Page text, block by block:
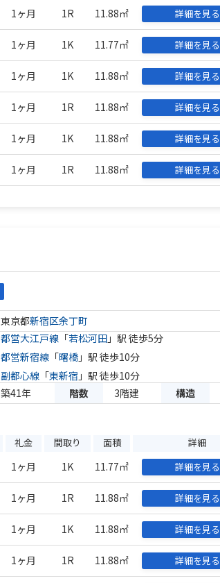
1ヶ月 1R 11.88㎡ 詳細を見る
1ヶ月 1K 11.77㎡ 詳細を見る
1ヶ月 1K 11.88㎡ 詳細を見る
1ヶ月 1R 11.88㎡ 詳細を見る
1ヶ月 1K 11.88㎡ 詳細を見る
1ヶ月 1R 11.88㎡ 詳細を見る
東京都新宿区余丁町
都営大江戸線 「若松河田 」駅 徒歩5分
都営新宿線 「曙橋 」駅 徒歩10分
副都心線 「東新宿 」駅 徒歩10分
築41年 階数 3階建 構造
礼金 間取り 面積 詳細
1ヶ月 1K 11.77㎡ 詳細を見る
1ヶ月 1R 11.88㎡ 詳細を見る
1ヶ月 1K 11.88㎡ 詳細を見る
1ヶ月 1R 11.88㎡ 詳細を見る